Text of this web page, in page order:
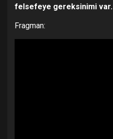
felsefeye gereksinimi var.
Fragman: